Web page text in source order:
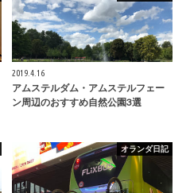
2019.4.16
アムステルダム・アムステルフェー
ン周辺のおすすめ自然公園3選
オランダ日記